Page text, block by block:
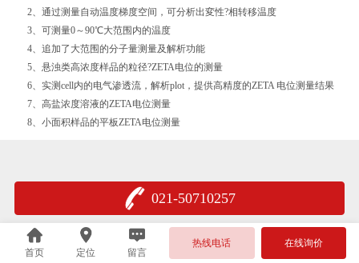
2、通过测量自动温度梯度空间，可分析出変性?相转移温度
3、可测量0～90℃大范围内的温度
4、追加了大范围的分子量测量及解析功能
5、悬浊类高浓度样品的粒径?ZETA电位的测量
6、实测cell内的电气渗透流，解析plot，提供高精度的ZETA 电位测量结果
7、高盐浓度溶液的ZETA电位测量
8、小面积样品的平板ZETA电位测量
021-50710257
首页 定位 留言
热线电话 在线询价